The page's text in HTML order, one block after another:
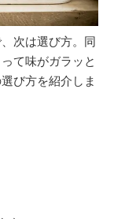
次は選び方。同
て味がガラッと
び方を紹介しま